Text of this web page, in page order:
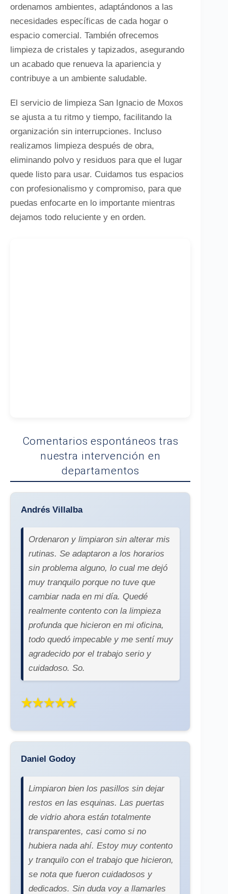
ordenamos ambientes, adaptándonos a las
necesidades específicas de cada hogar o
espacio comercial. También ofrecemos
limpieza de cristales y tapizados, asegurando
un acabado que renueva la apariencia y
contribuye a un ambiente saludable.
El servicio de limpieza San Ignacio de Moxos
se ajusta a tu ritmo y tiempo, facilitando la
organización sin interrupciones. Incluso
realizamos limpieza después de obra,
eliminando polvo y residuos para que el lugar
quede listo para usar. Cuidamos tus espacios
con profesionalismo y compromiso, para que
puedas enfocarte en lo importante mientras
dejamos todo reluciente y en orden.
Comentarios espontáneos tras
nuestra intervención en
departamentos
Andrés Villalba
Ordenaron y limpiaron sin alterar mis
rutinas. Se adaptaron a los horarios
sin problema alguno, lo cual me dejó
muy tranquilo porque no tuve que
cambiar nada en mi día. Quedé
realmente contento con la limpieza
profunda que hicieron en mi oficina,
todo quedó impecable y me sentí muy
agradecido por el trabajo serio y
cuidadoso. So.
★★★★★
Daniel Godoy
Limpiaron bien los pasillos sin dejar
restos en las esquinas. Las puertas
de vidrio ahora están totalmente
transparentes, casi como si no
hubiera nada ahí. Estoy muy contento
y tranquilo con el trabajo que hicieron,
se nota que fueron cuidadosos y
dedicados. Sin duda voy a llamarles